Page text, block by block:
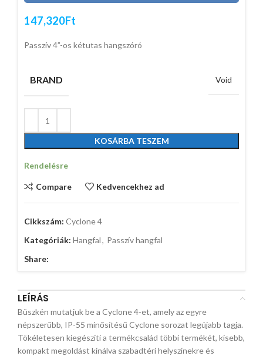
147,320Ft
Passzív 4”-os kétutas hangszóró
BRAND Void
KOSÁRBA TESZEM
Rendelésre
Compare Kedvencekhez ad
Cikkszám: Cyclone 4
Kategóriák: Hangfal, Passzív hangfal
Share:
LEÍRÁS
Büszkén mutatjuk be a Cyclone 4-et, amely az egyre
népszerűbb, IP-55 minősítésű Cyclone sorozat legújabb tagja.
Tökéletesen kiegészíti a termékcsalád többi termékét, kisebb,
kompakt megoldást kínálva szabadtéri helyszínekre és